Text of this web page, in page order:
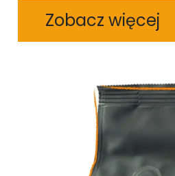
Zobacz więcej